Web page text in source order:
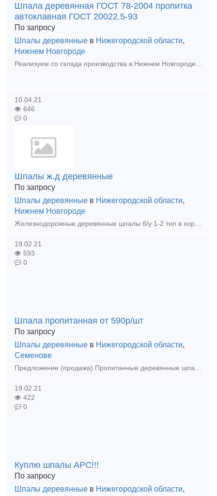
Шпала деревянная ГОСТ 78-2004 пропитка
автоклавная ГОСТ 20022.5-93
По запросу
Шпалы деревянные в Нижегородской области,
Нижнем Новгороде
10.04.21
646
0
Шпалы ж.д деревянные
По запросу
Шпалы деревянные в Нижегородской области,
Нижнем Новгороде
19.02.21
593
0
Шпала пропитанная от 590р/шт
По запросу
Шпалы деревянные в Нижегородской области,
Семенове
19.02.21
422
0
Куплю шпалы АРС!!!
По запросу
Шпалы деревянные в Нижегородской области,